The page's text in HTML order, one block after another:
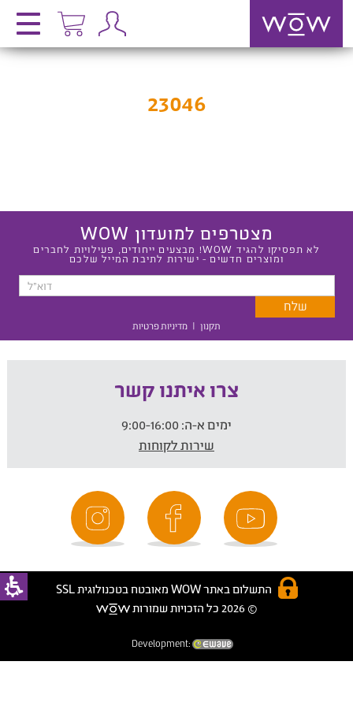
23046
מצטרפים למועדון WOW
לא תפסיקו להגיד WOW! מבצעים ייחודים, פעילויות לחברים
ומוצרים חדשים - ישירות לתיבת המייל שלכם
תקנון | מדיניות פרטיות
צרו איתנו קשר
ימים א-ה:
שירות לקוחות
התשלום באתר WOW מאובטח בטכנולוגית SSL
© 2026 כל הזכויות שמורות
Development: